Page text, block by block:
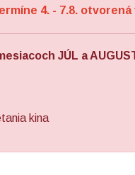
4. - 7.8. otvorená
JÚL a
kina